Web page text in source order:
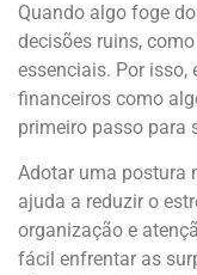
Quando algo foge
decisões ruins,
essenciais. Por isso,
financeiros como
primeiro passo para
Adotar uma postura
ajuda a reduzir o
organização e
fácil enfrentar as